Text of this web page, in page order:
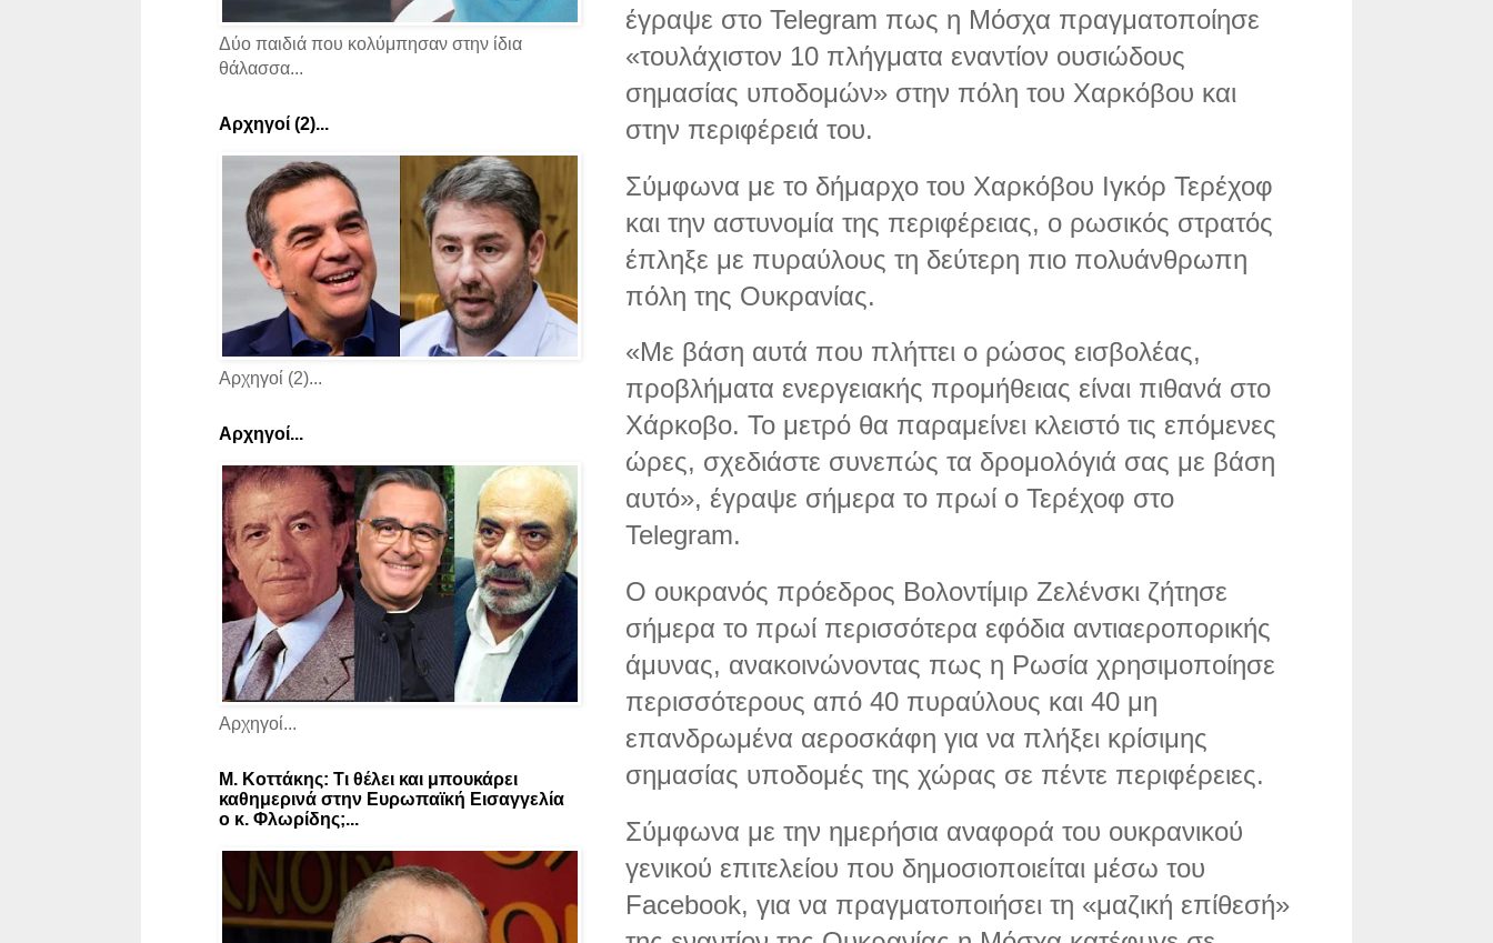
έγραψε στο Telegram πως η Μόσχα πραγματοποίησε
«τουλάχιστον 10 πλήγματα εναντίον ουσιώδους
σημασίας υποδομών» στην πόλη του Χαρκόβου και
στην περιφέρειά του.
Σύμφωνα με το δήμαρχο του Χαρκόβου Ιγκόρ Τερέχοφ
και την αστυνομία της περιφέρειας, ο ρωσικός στρατός
έπληξε με πυραύλους τη δεύτερη πιο πολυάνθρωπη
πόλη της Ουκρανίας.
«Με βάση αυτά που πλήττει ο ρώσος εισβολέας,
προβλήματα ενεργειακής προμήθειας είναι πιθανά στο
Χάρκοβο. Το μετρό θα παραμείνει κλειστό τις επόμενες
ώρες, σχεδιάστε συνεπώς τα δρομολόγιά σας με βάση
αυτό», έγραψε σήμερα το πρωί ο Τερέχοφ στο
Telegram.
Ο ουκρανός πρόεδρος Βολοντίμιρ Ζελένσκι ζήτησε
σήμερα το πρωί περισσότερα εφόδια αντιαεροπορικής
άμυνας, ανακοινώνοντας πως η Ρωσία χρησιμοποίησε
περισσότερους από 40 πυραύλους και 40 μη
επανδρωμένα αεροσκάφη για να πλήξει κρίσιμης
σημασίας υποδομές της χώρας σε πέντε περιφέρειες.
Σύμφωνα με την ημερήσια αναφορά του ουκρανικού
γενικού επιτελείου που δημοσιοποιείται μέσω του
Facebook, για να πραγματοποιήσει τη «μαζική επίθεσή»
Δύο παιδιά που κολύμπησαν στην ίδια
θάλασσα...
Αρχηγοί (2)...
Αρχηγοί (2)...
Αρχηγοί...
Αρχηγοί...
Μ. Κοττάκης: Τι θέλει και μπουκάρει
καθημερινά στην Ευρωπαϊκή Εισαγγελία
ο κ. Φλωρίδης;...